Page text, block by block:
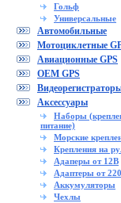
Гольф
Универсальные
Автомобильные
Мотоциклетные
Авиационные GPS
OEM GPS
Аксессуары
Наборы
питание)
Морские
Крепления на
Адаперы от 12В
Адаптеры от
Аккумуляторы
Чехлы